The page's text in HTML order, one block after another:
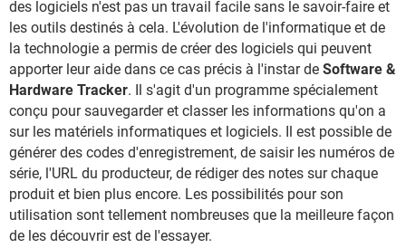
des logiciels n'est pas un travail facile sans le savoir-faire et
les outils destinés à cela. L'évolution de l'informatique et de
la technologie a permis de créer des logiciels qui peuvent
apporter leur aide dans ce cas précis à l'instar de Software &
Hardware Tracker. Il s'agit d'un programme spécialement
conçu pour sauvegarder et classer les informations qu'on a
sur les matériels informatiques et logiciels. Il est possible de
générer des codes d'enregistrement, de saisir les numéros de
série, l'URL du producteur, de rédiger des notes sur chaque
produit et bien plus encore. Les possibilités pour son
utilisation sont tellement nombreuses que la meilleure façon
de les découvrir est de l'essayer.